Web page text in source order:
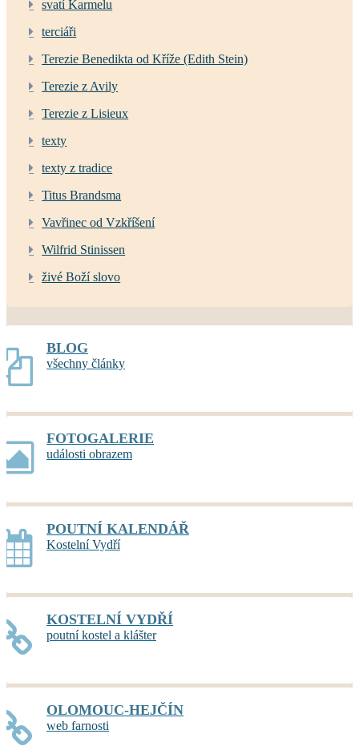
svatí Karmelu
terciáři
Terezie Benedikta od Kříže (Edith Stein)
Terezie z Avily
Terezie z Lisieux
texty
texty z tradice
Titus Brandsma
Vavřinec od Vzkříšení
Wilfrid Stinissen
živé Boží slovo
BLOG
všechny články
FOTOGALERIE
události obrazem
POUTNÍ KALENDÁŘ
Kostelní Vydří
KOSTELNÍ VYDŘÍ
poutní kostel a klášter
OLOMOUC-HEJČÍN
web farnosti